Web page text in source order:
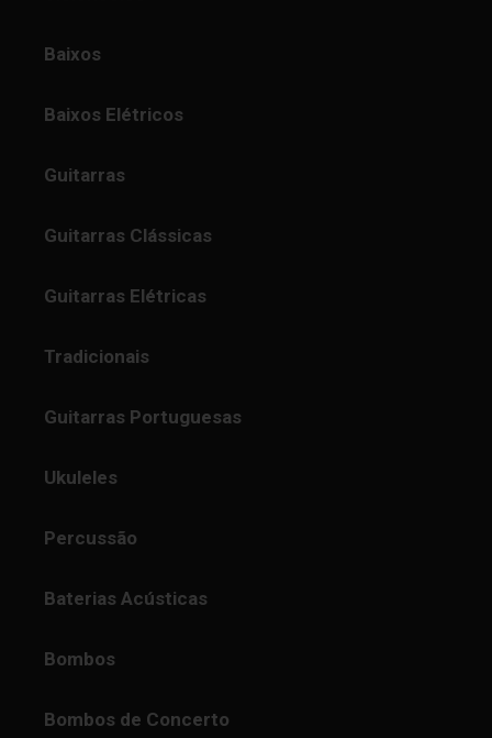
Baixos
Baixos Elétricos
Guitarras
Guitarras Clássicas
Guitarras Elétricas
Tradicionais
Guitarras Portuguesas
Ukuleles
Percussão
Baterias Acústicas
Bombos
Bombos de Concerto